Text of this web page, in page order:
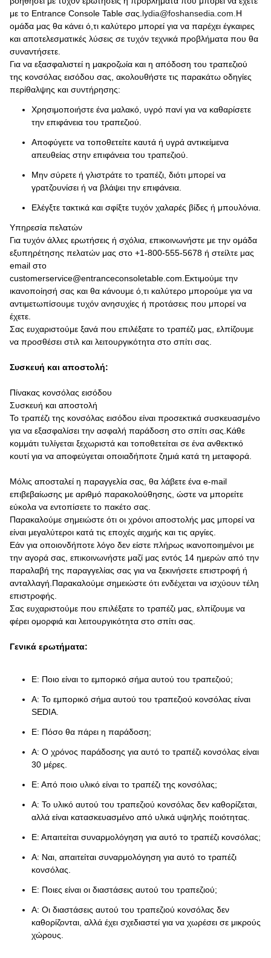
με το Entrance Console Table σας. lydia@foshansedia.com. Η
ομάδα μας θα κάνει ό,τι καλύτερο μπορεί για να παρέχει έγκαιρες
και αποτελεσματικές λύσεις σε τυχόν τεχνικά προβλήματα που θα
συναντήσετε.
Για να εξασφαλιστεί η μακροζωία και η απόδοση του τραπεζιού
της κονσόλας εισόδου σας, ακολουθήστε τις παρακάτω οδηγίες
περίθαλψης και συντήρησης:
Χρησιμοποιήστε ένα μαλακό, υγρό πανί για να καθαρίσετε
την επιφάνεια του τραπεζιού.
Αποφύγετε να τοποθετείτε καυτά ή υγρά αντικείμενα
απευθείας στην επιφάνεια του τραπεζιού.
Μην σύρετε ή γλιστράτε το τραπέζι, διότι μπορεί να
γρατζουνίσει ή να βλάψει την επιφάνεια.
Ελέγξτε τακτικά και σφίξτε τυχόν χαλαρές βίδες ή μπουλόνια.
Υπηρεσία πελατών
Για τυχόν άλλες ερωτήσεις ή σχόλια, επικοινωνήστε με την ομάδα
εξυπηρέτησης πελατών μας στο +1-800-555-5678 ή στείλτε μας
email στο
customerservice@entranceconsoletable.com.Εκτιμούμε την
ικανοποίησή σας και θα κάνουμε ό,τι καλύτερο μπορούμε για να
αντιμετωπίσουμε τυχόν ανησυχίες ή προτάσεις που μπορεί να
έχετε.
Σας ευχαριστούμε ξανά που επιλέξατε το τραπέζι μας, ελπίζουμε
να προσθέσει στιλ και λειτουργικότητα στο σπίτι σας.
Συσκευή και αποστολή:
Πίνακας κονσόλας εισόδου
Συσκευή και αποστολή
Το τραπέζι της κονσόλας εισόδου είναι προσεκτικά συσκευασμένο
για να εξασφαλίσει την ασφαλή παράδοση στο σπίτι σας.Κάθε
κομμάτι τυλίγεται ξεχωριστά και τοποθετείται σε ένα ανθεκτικό
κουτί για να αποφεύγεται οποιαδήποτε ζημιά κατά τη μεταφορά.
Μόλις αποσταλεί η παραγγελία σας, θα λάβετε ένα e-mail
επιβεβαίωσης με αριθμό παρακολούθησης, ώστε να μπορείτε
εύκολα να εντοπίσετε το πακέτο σας.
Παρακαλούμε σημειώστε ότι οι χρόνοι αποστολής μας μπορεί να
είναι μεγαλύτεροι κατά τις εποχές αιχμής και τις αργίες.
Εάν για οποιονδήποτε λόγο δεν είστε πλήρως ικανοποιημένοι με
την αγορά σας, επικοινωνήστε μαζί μας εντός 14 ημερών από την
παραλαβή της παραγγελίας σας για να ξεκινήσετε επιστροφή ή
ανταλλαγή.Παρακαλούμε σημειώστε ότι ενδέχεται να ισχύουν τέλη
επιστροφής.
Σας ευχαριστούμε που επιλέξατε το τραπέζι μας, ελπίζουμε να
φέρει ομορφιά και λειτουργικότητα στο σπίτι σας.
Γενικά ερωτήματα:
Ε: Ποιο είναι το εμπορικό σήμα αυτού του τραπεζιού;
Α: Το εμπορικό σήμα αυτού του τραπεζιού κονσόλας είναι
SEDIA.
Ε: Πόσο θα πάρει η παράδοση;
Α: Ο χρόνος παράδοσης για αυτό το τραπέζι κονσόλας είναι
30 μέρες.
Ε: Από ποιο υλικό είναι το τραπέζι της κονσόλας;
Α: Το υλικό αυτού του τραπεζιού κονσόλας δεν καθορίζεται,
αλλά είναι κατασκευασμένο από υλικά υψηλής ποιότητας.
Ε: Απαιτείται συναρμολόγηση για αυτό το τραπέζι κονσόλας;
Α: Ναι, απαιτείται συναρμολόγηση για αυτό το τραπέζι
κονσόλας.
Ε: Ποιες είναι οι διαστάσεις αυτού του τραπεζιού;
Α: Οι διαστάσεις αυτού του τραπεζιού κονσόλας δεν
καθορίζονται, αλλά έχει σχεδιαστεί για να χωρέσει σε μικρούς
χώρους.